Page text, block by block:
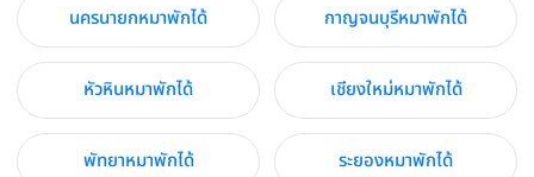
นครนายกหมาพักได้ กาญจนบุรีหมาพักได้
หัวหินหมาพักได้ เชียงใหม่หมาพักได้
พัทยาหมาพักได้ ระยองหมาพักได้